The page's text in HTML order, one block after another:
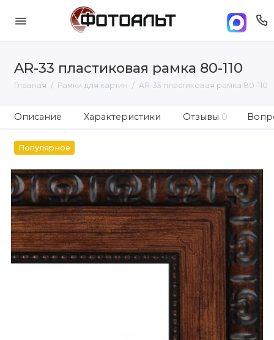
AR-33 пластиковая рамка 80-110
Главная Рамки для картин AR-33 пластиковая рамка 80-110
Описание Характеристики Отзывы 0
Популярное